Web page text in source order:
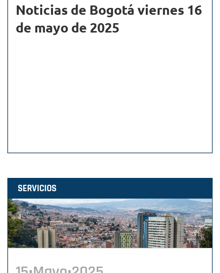
Noticias de Bogotá viernes 16
de mayo de 2025
SERVICIOS